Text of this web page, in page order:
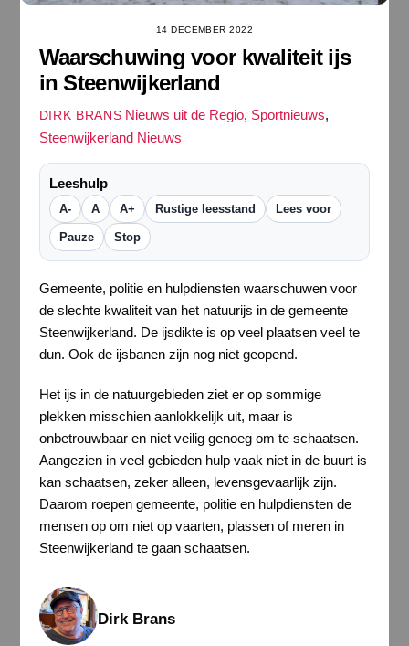
14 DECEMBER 2022
Waarschuwing voor kwaliteit ijs
in Steenwijkerland
DIRK BRANS Nieuws uit de Regio, Sportnieuws,
Steenwijkerland Nieuws
Leeshulp
A- A A+ Rustige leesstand Lees voor
Pauze Stop
Gemeente, politie en hulpdiensten waarschuwen voor
de slechte kwaliteit van het natuurijs in de gemeente
Steenwijkerland. De ijsdikte is op veel plaatsen veel te
dun. Ook de ijsbanen zijn nog niet geopend.
Het ijs in de natuurgebieden ziet er op sommige
plekken misschien aanlokkelijk uit, maar is
onbetrouwbaar en niet veilig genoeg om te schaatsen.
Aangezien in veel gebieden hulp vaak niet in de buurt is
kan schaatsen, zeker alleen, levensgevaarlijk zijn.
Daarom roepen gemeente, politie en hulpdiensten de
mensen op om niet op vaarten, plassen of meren in
Steenwijkerland te gaan schaatsen.
Dirk Brans